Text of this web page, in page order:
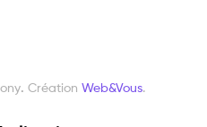
. Création Web&Vous.